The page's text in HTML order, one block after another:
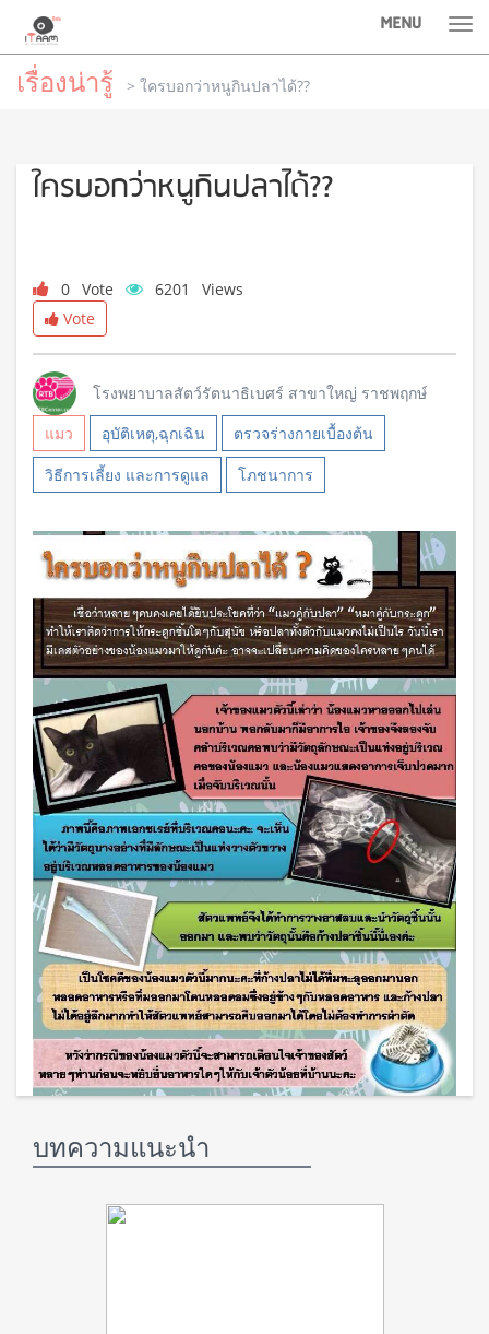
MENU
เรื่องน่ารู้ > ใครบอกว่าหนูกินปลาได้??
ใครบอกว่าหนูกินปลาได้??
0 Vote 6201
Views
Vote
โรงพยาบาลสัตว์รัตนาธิเบศร์ สาขาใหญ่ ราชพฤกษ์
แมว
อุบัติเหตุ,ฉุกเฉิน
ตรวจร่างกายเบื้องต้น
วิธีการเลี้ยง และการดูแล
โภชนาการ
บทความแนะนำ